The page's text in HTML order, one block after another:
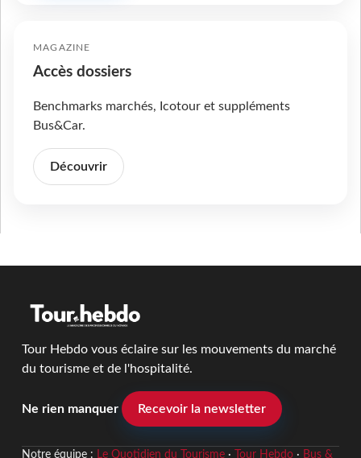
MAGAZINE
Accès dossiers
Benchmarks marchés, Icotour et suppléments
Bus&Car.
Découvrir
Tour Hebdo vous éclaire sur les mouvements du marché
du tourisme et de l'hospitalité.
Ne rien manquer Recevoir la newsletter
Notre équipe : Le Quotidien du Tourisme· Tour Hebdo· Bus &